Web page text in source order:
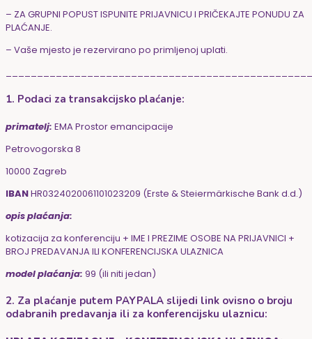
– ZA GRUPNI POPUST ISPUNITE PRIJAVNICU I PRIČEKAJTE PONUDU ZA
PLAĆANJE.
– Vaše mjesto je rezervirano po primljenoj uplati.
1. Podaci za transakcijsko plaćanje:
primatelj: EMA Prostor emancipacije
Petrovogorska 8
10000 Zagreb
IBANHR0324020061101023209 (Erste & Steiermärkische Bank d.d.)
opis plaćanja:
kotizacija za konferenciju + IME I PREZIME OSOBE NA PRIJAVNICI +
BROJ PREDAVANJA ILI KONFERENCIJSKA ULAZNICA
model plaćanja: 99 (ili niti jedan)
2. Za plaćanje putem PAYPALA slijedi link ovisno o broju
odabranih predavanja ili za konferencijsku ulaznicu: